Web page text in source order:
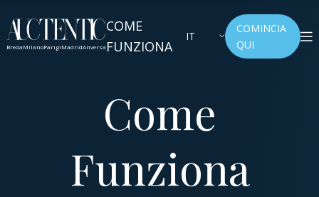
BredaMilanoParigiMadridAnversa
COME
FUNZIONA
IT
COMINCIA
QUI
Come
Funziona